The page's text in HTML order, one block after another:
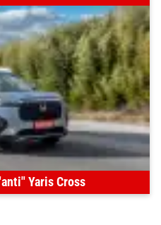
Yaris Cross